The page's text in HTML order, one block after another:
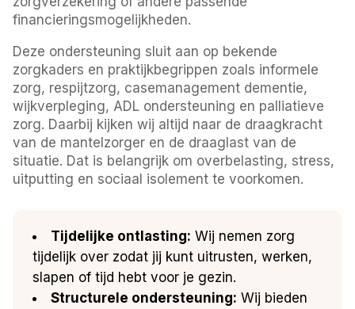
financieringsmogelijkheden.
Deze ondersteuning sluit aan op bekende
zorgkaders en praktijkbegrippen zoals informele
zorg, respijtzorg, casemanagement dementie,
wijkverpleging, ADL ondersteuning en palliatieve
zorg. Daarbij kijken wij altijd naar de draagkracht
van de mantelzorger en de draaglast van de
situatie. Dat is belangrijk om overbelasting, stress,
uitputting en sociaal isolement te voorkomen.
Tijdelijke ontlasting: Wij nemen zorg
tijdelijk over zodat jij kunt uitrusten, werken,
slapen of tijd hebt voor je gezin.
Structurele ondersteuning: Wij bieden